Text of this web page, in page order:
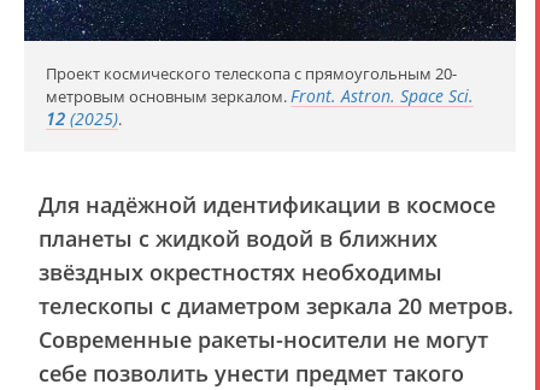
Проект космического телескопа с прямоугольным 20-
метровым основным зеркалом. Front. Astron. Space Sci.
12 (2025).
Для надёжной идентификации в космосе
планеты с жидкой водой в ближних
звёздных окрестностях необходимы
телескопы с диаметром зеркала 20 метров.
Современные ракеты-носители не могут
себе позволить унести предмет такого